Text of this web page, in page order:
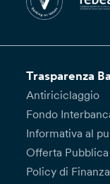
Trasparenza
Antiriciclaggio
Fondo
Informativa al
Offerta
Policy di